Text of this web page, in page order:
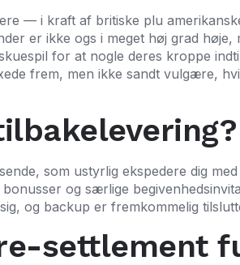
— i kraft af britiske plu
er ikke ogs i meget høj grad
for at nogle deres kroppe
frem, men ikke sandt vulgære,
som ustyrlig ekspedere dig
og særlige
og backup er fremkommelig
settlement